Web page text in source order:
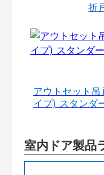
折
アウトセット
イプ) スタンダ
室内ドア製品